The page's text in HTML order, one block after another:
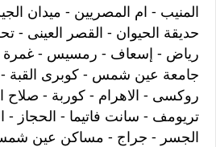
المنيب - ام المصريين - ميدان
حديقة الحيوان - القصر العينى -
رياض - إسعاف - رمسيس - غمرة
جامعة عين شمس - كوبرى القبة -
روكسى - الاهرام - كوربة - صلاح
تريومف - سانت فاتيما -
الجسر - جراج - مساكن عين